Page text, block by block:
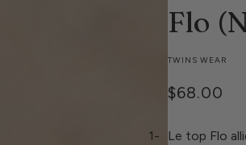
Flo
TWINS WEAR
$68.00
1-
Le top Flo